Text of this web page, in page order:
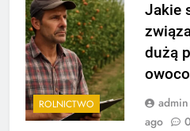
ROLNICTWO
Jakie
dużą
admin
ago
0